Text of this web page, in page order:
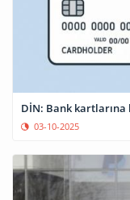
DİN: Bank
03-10-2025